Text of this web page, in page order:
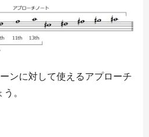
ンに対して使えるアプローチ
。